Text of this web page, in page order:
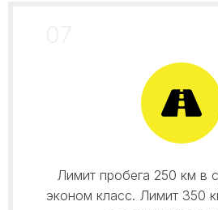
Лимит пробега 250 км в
эконом класс. Лимит 350